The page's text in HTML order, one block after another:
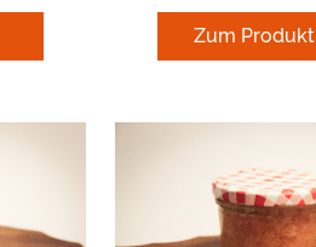
Zum Produkt